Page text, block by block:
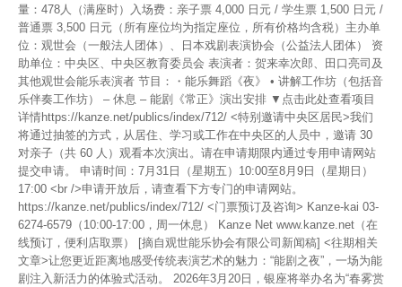
量：478人（满座时）入场费：亲子票 4,000 日元 / 学生票 1,500 日元 /
普通票 3,500 日元（所有座位均为指定座位，所有价格均含税）主办单
位：观世会（一般法人团体）、日本戏剧表演协会（公益法人团体） 资
助单位：中央区、中央区教育委员会 表演者：贺来幸次郎、田口亮司及
其他观世会能乐表演者 节目：・能乐舞蹈《夜》 • 讲解工作坊（包括音
乐伴奏工作坊） – 休息 – 能剧《常正》演出安排 ▼点击此处查看项目
详情https://kanze.net/publics/index/712/ <特别邀请中央区居民>我们
将通过抽签的方式，从居住、学习或工作在中央区的人员中，邀请 30
对亲子（共 60 人）观看本次演出。请在申请期限内通过专用申请网站
提交申请。 申请时间：7月31日（星期五）10:00至8月9日（星期日）
17:00 <br />申请开放后，请查看下方专门的申请网站。
https://kanze.net/publics/index/712/ <门票预订及咨询> Kanze-kai 03-
6274-6579（10:00-17:00，周一休息） Kanze Net www.kanze.net（在
线预订，便利店取票） [摘自观世能乐协会有限公司新闻稿] <往期相关
文章>让您更近距离地感受传统表演艺术的魅力：“能剧之夜”，一场为能
剧注入新活力的体验式活动。 2026年3月20日，银座将举办名为“春雾赏